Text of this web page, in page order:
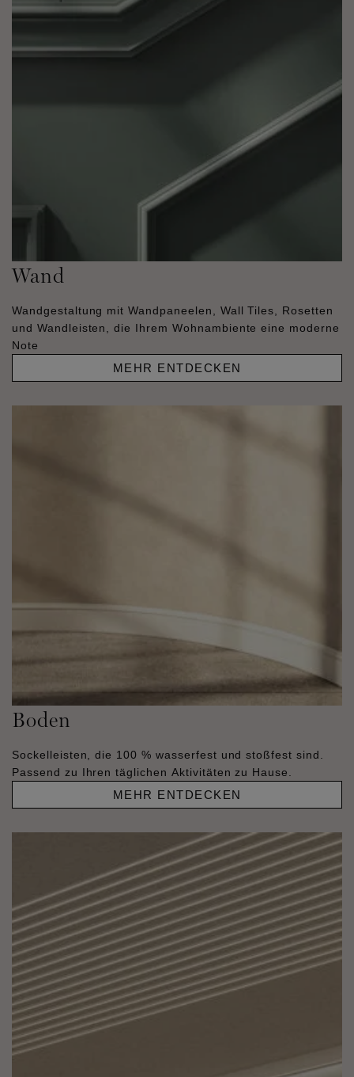
Wand
Wandgestaltung mit Wandpaneelen, Wall Tiles, Rosetten
und Wandleisten, die Ihrem Wohnambiente eine moderne
Note
MEHR ENTDECKEN
Boden
Sockelleisten, die 100 % wasserfest und stoßfest sind.
Passend zu Ihren täglichen Aktivitäten zu Hause.
MEHR ENTDECKEN